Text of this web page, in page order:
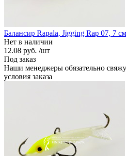
Балансир Rapala, Jigging Rap 07, 7
Нет в наличии
12.08 руб. /шт
Под заказ
Наши менеджеры обязательно
условия заказа